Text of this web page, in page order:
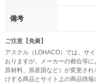
備考
ご注意【免責】
アスクル（LOHACO）では、サ
おりますが、メーカーの都合等に
原材料、原産国など）が変更さ
けする商品とサイト上の商品情